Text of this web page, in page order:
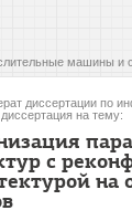
машины и
диссертации по
на тему:
с
на